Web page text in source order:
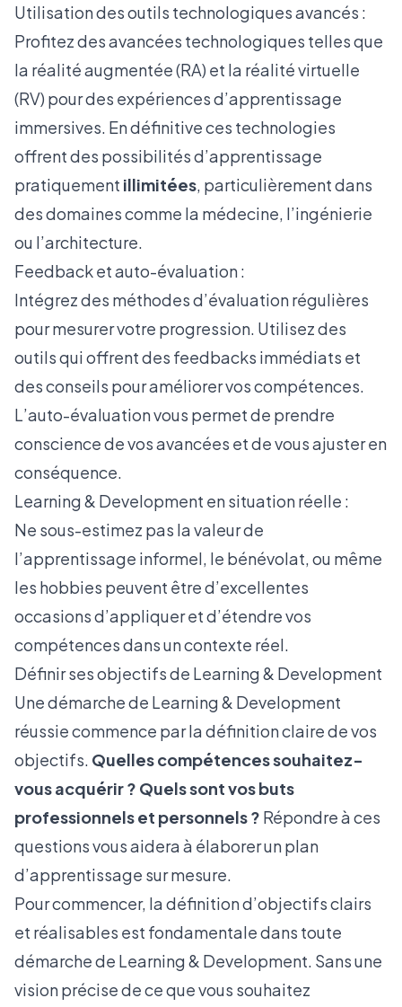
Utilisation des outils technologiques avancés :
Profitez des avancées technologiques telles que
la réalité augmentée (RA) et la réalité virtuelle
(RV) pour des expériences d’apprentissage
immersives. En définitive ces technologies
offrent des possibilités d’apprentissage
pratiquement illimitées, particulièrement dans
des domaines comme la médecine, l’ingénierie
ou l’architecture.
Feedback et auto-évaluation :
Intégrez des méthodes d’évaluation régulières
pour mesurer votre progression. Utilisez des
outils qui offrent des feedbacks immédiats et
des conseils pour améliorer vos compétences.
L’auto-évaluation vous permet de prendre
conscience de vos avancées et de vous ajuster en
conséquence.
Learning & Development en situation réelle :
Ne sous-estimez pas la valeur de
l’apprentissage informel, le bénévolat, ou même
les hobbies peuvent être d’excellentes
occasions d’appliquer et d’étendre vos
compétences dans un contexte réel.
Définir ses objectifs de Learning & Development
Une démarche de Learning & Development
réussie commence par la définition claire de vos
objectifs. Quelles compétences souhaitez-
vous acquérir ? Quels sont vos buts
professionnels et personnels ? Répondre à ces
questions vous aidera à élaborer un plan
d’apprentissage sur mesure.
Pour commencer, la définition d’objectifs clairs
et réalisables est fondamentale dans toute
démarche de Learning & Development. Sans une
vision précise de ce que vous souhaitez